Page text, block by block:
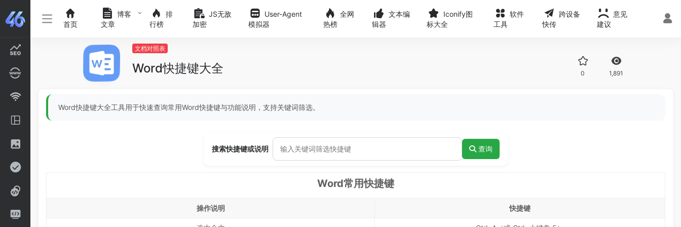
首页
博客
文章
排
行榜
JS无敌
加密
User-Agent
模拟器
全网
热榜
文本编
辑器
Iconify图
标大全
软件
工具
跨设备
快传
意见
建议
文档对照表
Word快捷键大全 0 1,891
Word快捷键大全工具用于快速查询常用Word快捷键与功能说明，支持关键词筛选。
搜索快捷键或说明 查询
Word常用快捷键
操作说明 快捷键